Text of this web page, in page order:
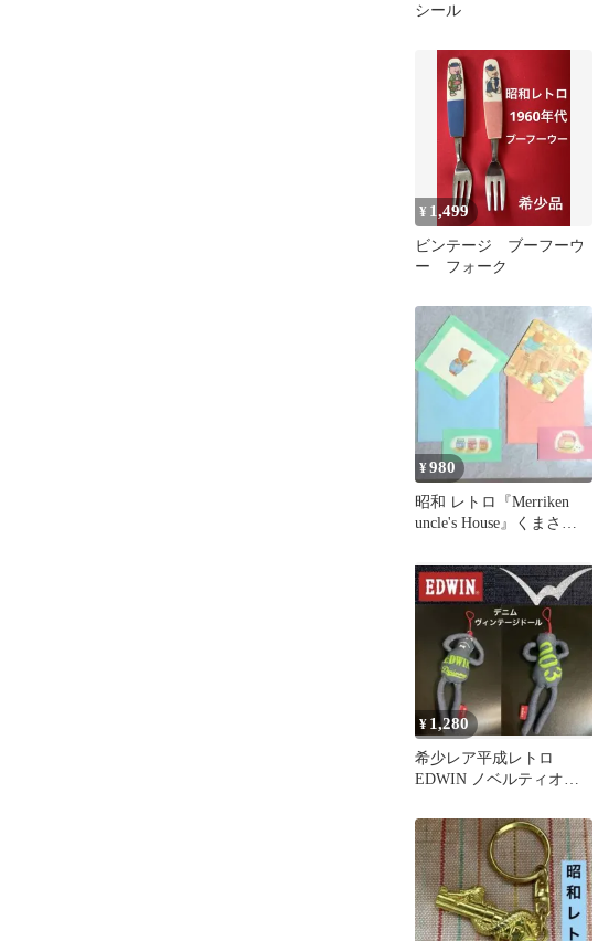
シール
¥ 1,499
ビンテージ ブーフーウ
ー フォーク
¥980
昭和 レトロ『Merriken
uncle's House』くまさん
¥ 1,280
希少レア平成レトロ
EDWIN ノベルティオリ